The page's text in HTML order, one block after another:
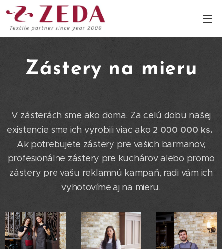
Zástery na mieru
V zásterách sme ako doma. Za celú dobu našej
existencie sme ich vyrobili viac ako 2 000 000 ks.
Ak potrebujete zástery pre vašich barmanov,
profesionálne zástery pre kuchárov alebo promo
zástery pre vašu reklamnú kampaň, radi vám ich
vyhotovíme aj na mieru.